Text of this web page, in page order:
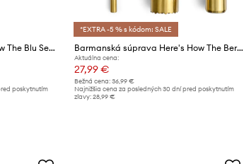
Otvárač na fľaše Here's How The Blu Seal
poskytnutím
*EXTRA -5 % s kódom: SALE
Barmanská súprava Here's How The Bertie 20 cm
Aktuálna cena:
27,99 €
Bežná cena: 36,99 €
Najnižšia cena za posledných 30 dní pred poskytnutím
zľavy: 28,99 €